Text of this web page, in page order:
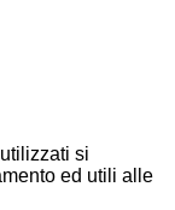
si
ed utili alle